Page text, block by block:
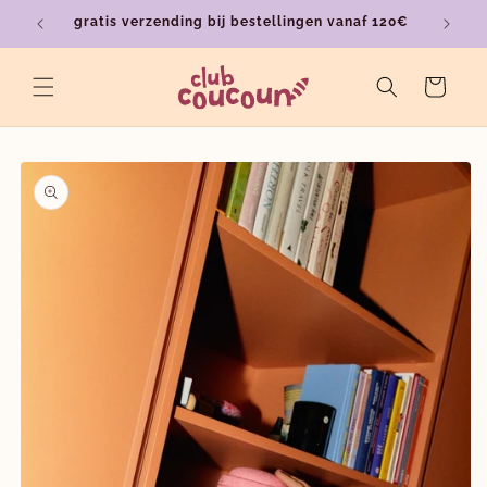
naar de
content
gratis verzending bij bestellingen vanaf 120€
Winkelwagen
direct naar